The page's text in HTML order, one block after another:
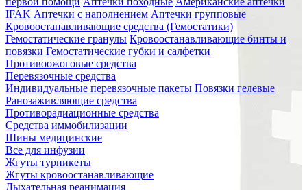
IFAK Аптечки с наполнением Аптечки групповые
Кровоостанавливающие средства (Гемостатики)
Гемостатические гранулы Кровоостанавливающие бинты и
повязки Гемостатические губки и салфетки
Противоожоговые средства
Перевязочные средства
Индивидуальные перевязочные пакеты Повязки гелевые
Ранозаживляющие средства
Противорадиационные средства
Средства иммобилизации
Шины медицинские
Все для инфузии
Жгуты турникеты
Жгуты кровоостанавливающие
Дыхательная реанимация